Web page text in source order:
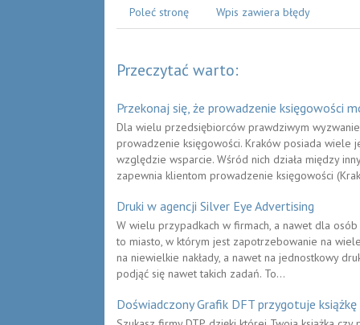
Poleć stronę Wpis zawiera błędy
Przeczytać warto:
Przekonaj się, że prowadzenie księgowości
Dla wielu przedsiębiorców prawdziwym
prowadzenie księgowości. Kraków posiada wiele
względzie wsparcie. Wśród nich działa między
zapewnia klientom prowadzenie księgowości
Druki w agencji Silver Eye Advertising
W wielu przypadkach w firmach, a nawet dla
to miasto, w którym jest zapotrzebowanie na
na niewielkie nakłady, a nawet na jednostkowy
podjąć się nawet takich zadań. To...
Doświadczony Grafik DFT przygotuje książkę